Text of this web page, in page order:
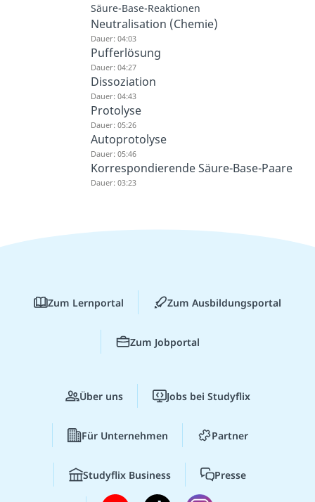
Säure-Base-Reaktionen
Neutralisation (Chemie)
Dauer: 04:03
Pufferlösung
Dauer: 04:27
Dissoziation
Dauer: 04:43
Protolyse
Dauer: 05:26
Autoprotolyse
Dauer: 05:46
Korrespondierende Säure-Base-Paare
Dauer: 03:23
Zum Lernportal Zum Ausbildungsportal
Zum Jobportal
Über uns Jobs bei Studyflix
Für Unternehmen Partner
Studyflix Business Presse